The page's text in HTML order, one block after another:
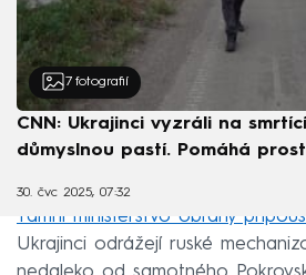
7 fotografií
CNN: Ukrajinci vyzráli na
důmyslnou pastí. Pomáhá
30. čvc 2025, 07:32
Tamní ministerstvo obrany
Ukrajinci odrážejí ruské